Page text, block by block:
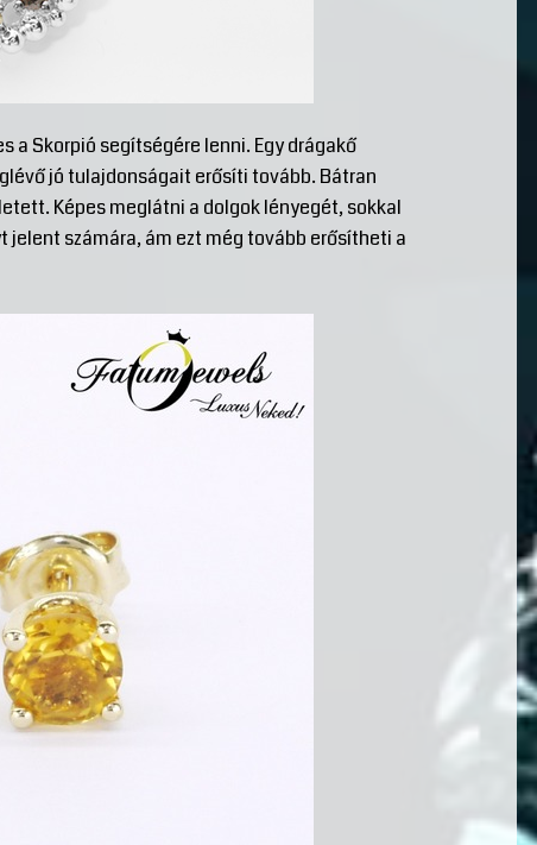
a Skorpió segítségére lenni. Egy drágakő
jó tulajdonságait erősíti tovább. Bátran
Képes meglátni a dolgok lényegét, sokkal
jelent számára, ám ezt még tovább erősítheti a